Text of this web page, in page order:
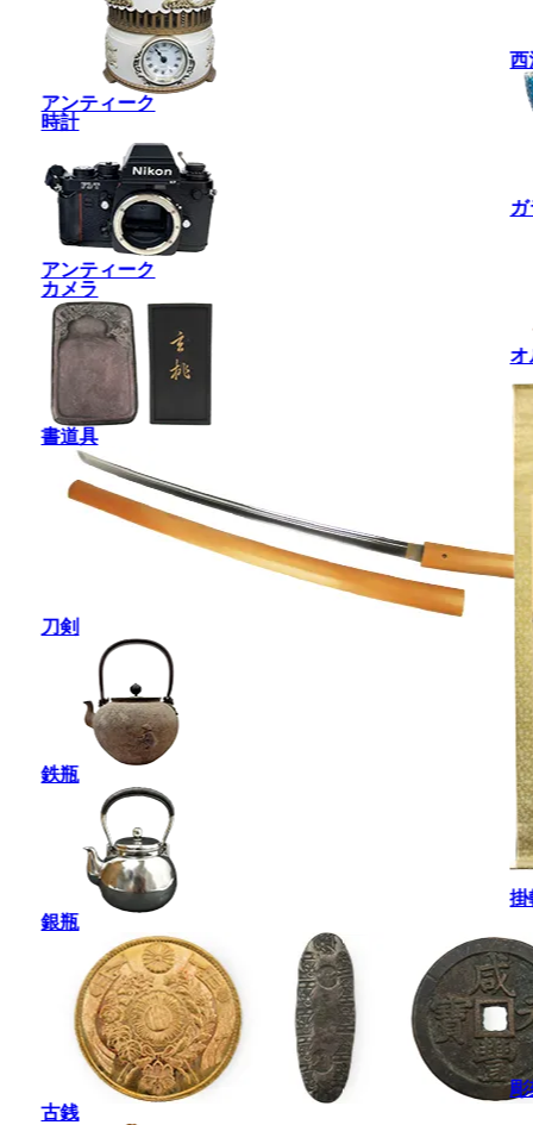
アンティーク
時計
アンティーク
カメラ
書道具
刀剣
鉄瓶
銀瓶
古銭
西
オ
掛
彫